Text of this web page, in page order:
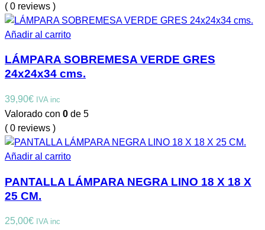
( 0 reviews )
Añadir al carrito
LÁMPARA SOBREMESA VERDE GRES
24x24x34 cms.
39,90€ IVA inc
Valorado con 0 de 5
( 0 reviews )
Añadir al carrito
PANTALLA LÁMPARA NEGRA LINO 18 X 18 X
25 CM.
25,00€ IVA inc